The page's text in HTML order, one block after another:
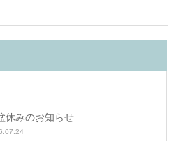
休みのお知らせ